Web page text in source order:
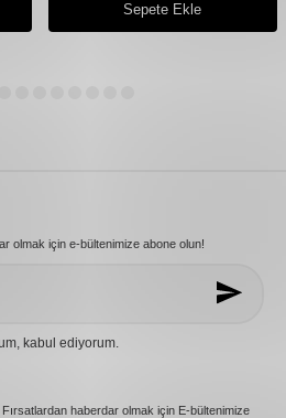
Sepete Ekle
olmak için e-bültenimize abone olun!
kabul ediyorum.
haberdar olmak için E-bültenimize